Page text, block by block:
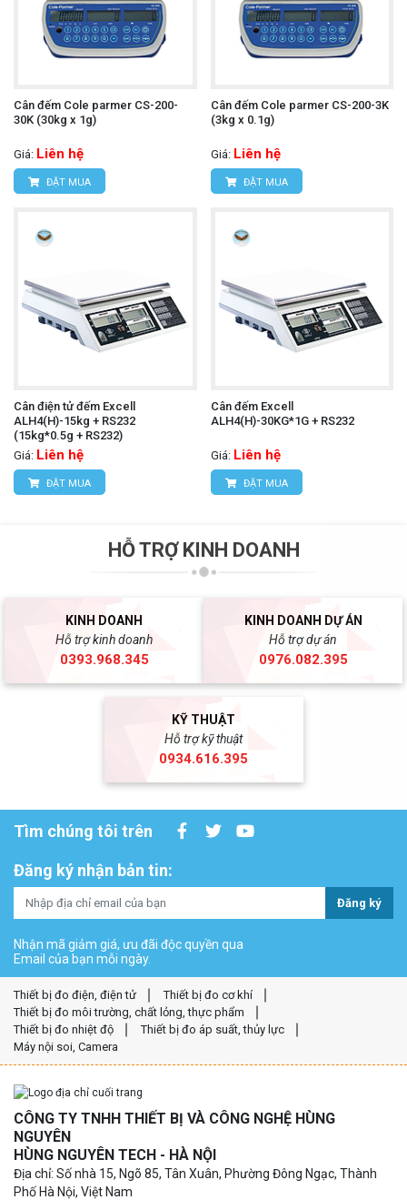
Cân đếm Cole parmer CS-200-
30K (30kg x 1g)
Giá: Liên hệ
ĐẶT MUA
Cân đếm Cole parmer CS-200-3K
(3kg x 0.1g)
Giá: Liên hệ
ĐẶT MUA
Cân điện tử đếm Excell
ALH4(H)-15kg + RS232
(15kg*0.5g + RS232)
Giá: Liên hệ
ĐẶT MUA
Cân đếm Excell
ALH4(H)-30KG*1G + RS232
Giá: Liên hệ
ĐẶT MUA
HỖ TRỢ KINH DOANH
KINH DOANH
Hỗ trợ kinh doanh
0393.968.345
KINH DOANH DỰ ÁN
Hỗ trợ dự án
0976.082.395
KỸ THUẬT
Hỗ trợ kỹ thuật
0934.616.395
Tìm chúng tôi trên
Đăng ký nhận bản tin:
Đăng ký
Nhận mã giảm giá, ưu đãi độc quyền qua
Email của bạn mỗi ngày.
Thiết bị đo điện, điện tử
Thiết bị đo cơ khí
Thiết bị đo môi trường, chất lỏng, thực phẩm
Thiết bị đo nhiệt độ
Thiết bị đo áp suất, thủy lực
Máy nội soi, Camera
CÔNG TY TNHH THIẾT BỊ VÀ CÔNG NGHỆ HÙNG
NGUYÊN
HÙNG NGUYÊN TECH - HÀ NỘI
Địa chỉ: Số nhà 15, Ngõ 85, Tân Xuân, Phường Đông Ngạc, Thành
Phố Hà Nội, Việt Nam